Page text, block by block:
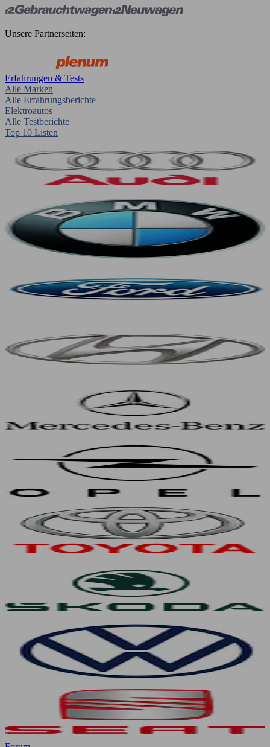
Unsere Partnerseiten:
Erfahrungen & Tests
Alle Marken
Alle Erfahrungsberichte
Elektroautos
Alle Testberichte
Top 10 Listen